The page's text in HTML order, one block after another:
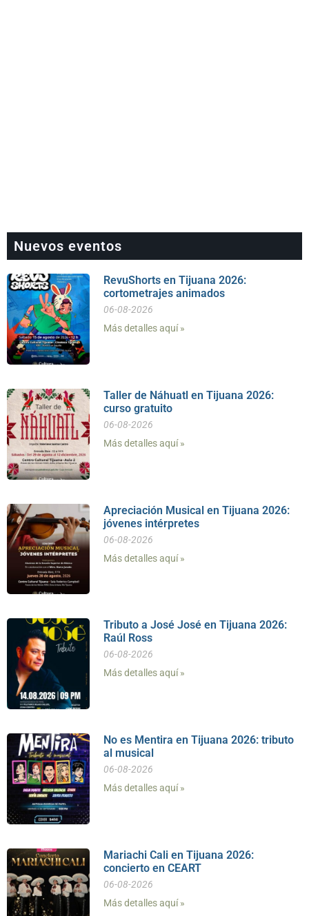
Nuevos eventos
RevuShorts en Tijuana 2026:
cortometrajes animados
06-08-2026
Más detalles aquí »
Taller de Náhuatl en Tijuana 2026:
curso gratuito
06-08-2026
Más detalles aquí »
Apreciación Musical en Tijuana 2026:
jóvenes intérpretes
06-08-2026
Más detalles aquí »
Tributo a José José en Tijuana 2026:
Raúl Ross
06-08-2026
Más detalles aquí »
No es Mentira en Tijuana 2026: tributo
al musical
06-08-2026
Más detalles aquí »
Mariachi Cali en Tijuana 2026:
concierto en CEART
06-08-2026
Más detalles aquí »